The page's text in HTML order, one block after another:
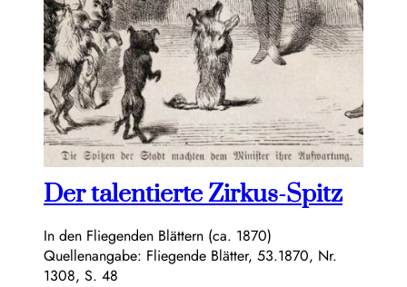
Der talentierte Zirkus-Spitz
In den Fliegenden Blättern (ca. 1870)
Quellenangabe: Fliegende Blätter, 53.1870, Nr.
1308, S. 48